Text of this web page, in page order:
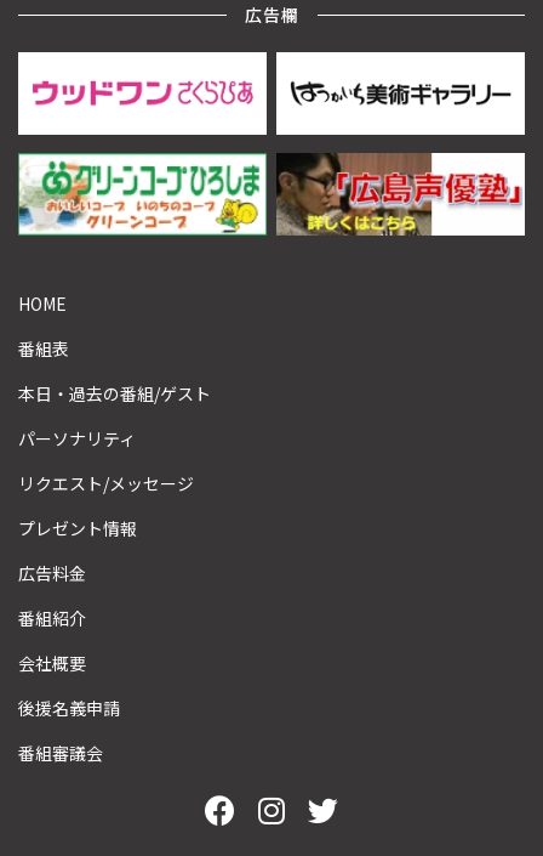
広告欄
HOME
番組表
本日・過去の番組/ゲスト
パーソナリティ
リクエスト/メッセージ
プレゼント情報
広告料金
番組紹介
会社概要
後援名義申請
番組審議会